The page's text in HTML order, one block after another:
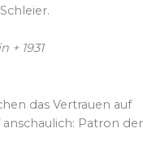
+ 1931
das Vertrauen auf
Patron der